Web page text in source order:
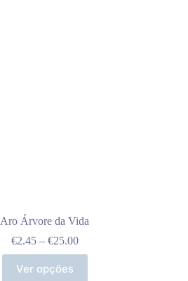
Aro Árvore da Vida
€2.45 – €25.00Price
range:
Ver opções
product